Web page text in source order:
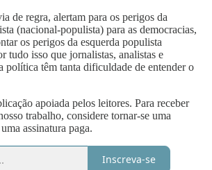
de regra, alertam para os perigos da
(nacional-populista) para as democracias,
os perigos da esquerda populista
tudo isso que jornalistas, analistas e
política têm tanta dificuldade de entender o
apoiada pelos leitores. Para receber
trabalho, considere tornar-se uma
assinatura paga.
Inscreva-se